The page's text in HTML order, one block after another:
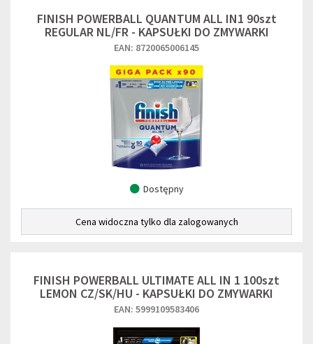
FINISH POWERBALL QUANTUM ALL IN1 90szt
REGULAR NL/FR - KAPSUŁKI DO ZMYWARKI
EAN: 8720065006145
Dostępny
Cena widoczna tylko dla zalogowanych
FINISH POWERBALL ULTIMATE ALL IN 1 100szt
LEMON CZ/SK/HU - KAPSUŁKI DO ZMYWARKI
EAN: 5999109583406